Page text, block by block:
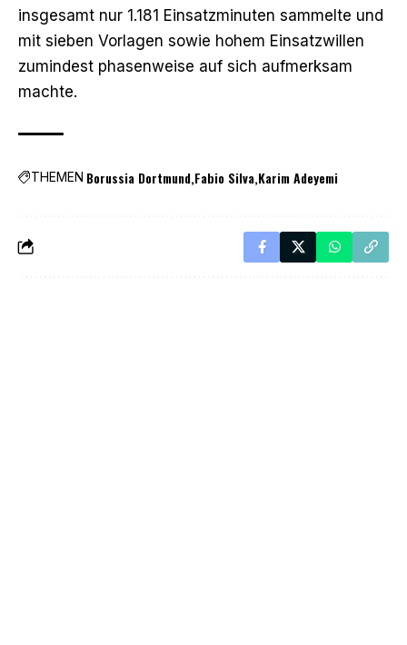
insgesamt nur 1.181 Einsatzminuten sammelte und
mit sieben Vorlagen sowie hohem Einsatzwillen
zumindest phasenweise auf sich aufmerksam
machte.
THEMEN Borussia Dortmund Fabio Silva Karim Adeyemi